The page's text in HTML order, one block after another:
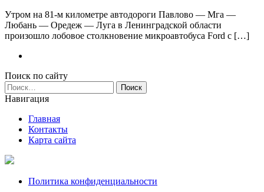
Утром на 81-м километре автодороги Павлово — Мга —
Любань — Оредеж — Луга в Ленинградской области
произошло лобовое столкновение микроавтобуса Ford с […]
Поиск по сайту
Найти:
Навигация
Главная
Контакты
Карта сайта
Политика конфиденциальности